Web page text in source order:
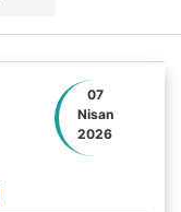
07
Nisan
2026